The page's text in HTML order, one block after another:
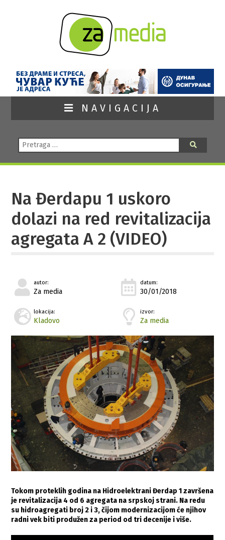
NAVIGACIJA
Pretraga:
Na Đerdapu 1 uskoro
dolazi na red revitalizacija
agregata A 2 (VIDEO)
autor:
Za media
datum:
30/01/2018
lokacija:
Kladovo
izvor:
Za media
Tokom proteklih godina na Hidroelektrani Đerdap 1 završena
je revitalizacija 4 od 6 agregata na srpskoj strani. Na redu
su hidroagregati broj 2 i 3, čijom modernizacijom će njihov
radni vek biti produžen za period od tri decenije i više.